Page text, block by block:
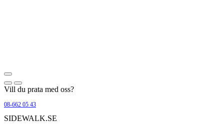
Vill du prata med oss?
08-662 05 43
SIDEWALK.SE